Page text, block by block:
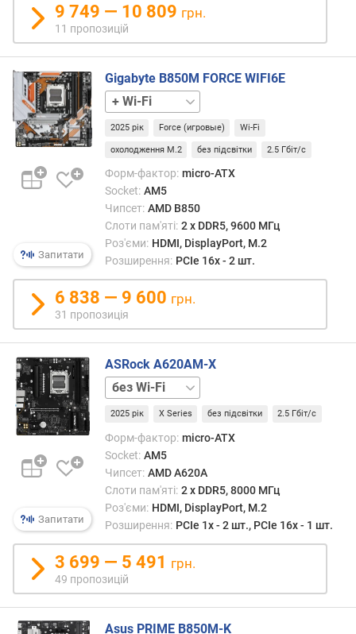
д
а
в
а
н
н
я
з
к
і
і
ю
п
р
о
п
о
з
и
і
й
ф
а
з
ж
и
в
л
9 749 — 10 809 грн.
11 пропозицій
Запитати
Gigabyte B850M FORCE WIFI6E
без
Wi-
Fi2025 рік Force (игровые) Wi-Fi
охолодження M.2 без підсвітки 2.5 Гбіт/с
Форм-фактор: micro-ATX
Socket: AM5
Чипсет: AMD B850
Слоти пам'яті: 2 х DDR5, 9600 МГц
Роз'єми: HDMI, DisplayPort, M.2
Розширення: PCIe 16x - 2 шт.
6 838 — 9 600 грн.
31 пропозиція
Запитати
ASRock A620AM-X
Wi-
Fi2025 рік X Series без підсвітки 2.5 Гбіт/с
Форм-фактор: micro-ATX
Socket: AM5
Чипсет: AMD A620A
Слоти пам'яті: 2 х DDR5, 8000 МГц
Роз'єми: HDMI, DisplayPort, M.2
Розширення: PCIe 1x - 2 шт., PCIe 16x - 1 шт.
3 699 — 5 491 грн.
49 пропозицій
Asus PRIME B850M-K